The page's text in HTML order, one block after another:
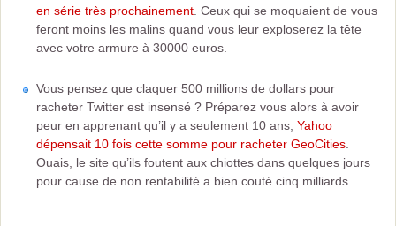
en série très prochainement . Ceux qui se moquaient de vous
feront moins les malins quand vous leur exploserez la tête
avec votre armure à 30000 euros.
Vous pensez que claquer 500 millions de dollars pour
racheter Twitter est insensé ? Préparez vous alors à avoir
peur en apprenant qu’il y a seulement 10 ans, Yahoo
dépensait 10 fois cette somme pour racheter GeoCities
Ouais, le site qu’ils foutent aux chiottes dans quelques jours
pour cause de non rentabilité a bien couté cinq milliards...